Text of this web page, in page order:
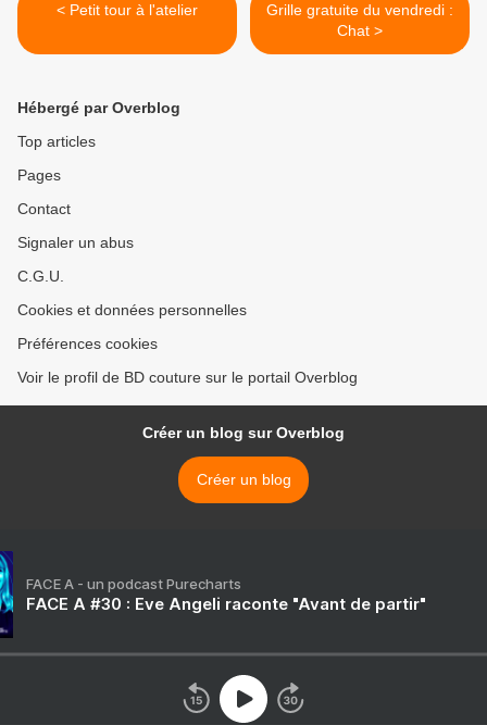
< Petit tour à l'atelier
Grille gratuite du vendredi :
Chat >
Hébergé par Overblog
Top articles
Pages
Contact
Signaler un abus
C.G.U.
Cookies et données personnelles
Préférences cookies
Voir le profil de BD couture sur le portail Overblog
Créer un blog sur Overblog
Créer un blog
FACE A - un podcast Purecharts
FACE A #30 : Eve Angeli raconte "Avant de partir"